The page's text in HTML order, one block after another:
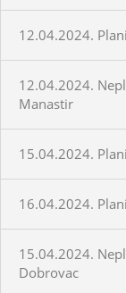
12.04.2024.
12.04.2024.
Manastir
15.04.2024.
16.04.2024.
15.04.2024.
Dobrovac